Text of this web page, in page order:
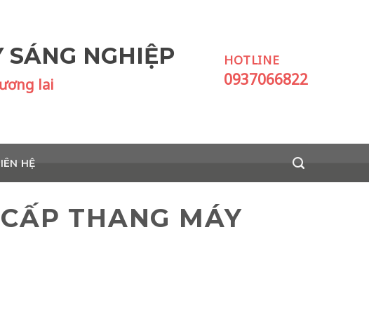
NGHIỆP
lai
HOTLINE
0937066822
HỆ
THANG MÁY